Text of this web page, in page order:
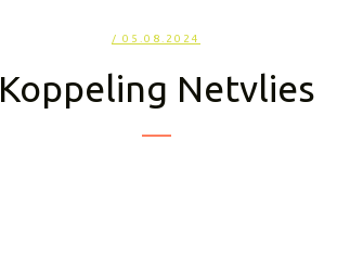
/ 05.08.2024
Koppeling Netvlies